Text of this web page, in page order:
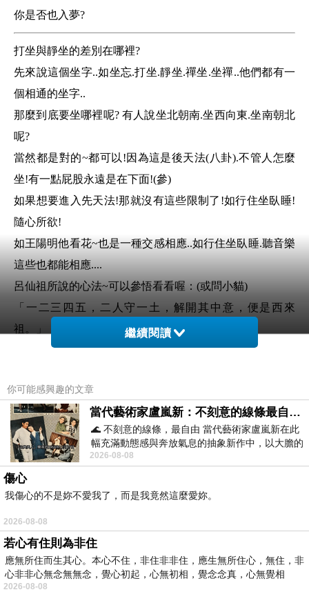
你是否也入夢?
打坐與靜坐的差別在哪裡?
先來說這個坐字..如坐忘.打坐.靜坐.禪坐.坐禪..他們都有一
個相通的坐字..
那麼到底要坐哪裡呢? 有人說坐北朝南.坐西向東.坐南朝北
呢?
當然都是對的~都可以!因為這是後天法(八卦).不管人怎麼
坐!有一點屁股永遠是在下面!(參)
如果想要進入先天法!那就沒有這些限制了!如行住坐臥睡!
隨心所欲!
如王陽明他看花~也是一種交感相應..如行住坐臥睡.聽音樂
這些也都能相應....
呂仙祖所說的心法~可以參悟看看喔：(或問小貓)
「一二三四五，二人守一土，解開其中意，便是西來
祖。」
其實靜字很簡單!鬆靜心安!不爭就能靜...
手印、既然要釘住就要神定...
為何要定住呢! 因為打坐的人..很容易走空.走神.昏沈!掉舉!
散亂了!睡著了!
下面的牧牛圖..在第五圖的牧牛..有沒看到圖中的小牧童說
道:我把這頭牛綁住!當然牛魔王有一個習性!如脾氣不好.那
是人後天習性所產生的!在打坐的過程就要用意拴住了!但
也不能太過..既然我們是在牧牛.就不是關住牛..而是能自由
自在的看住牛與牧牛!牠自然就永遠快樂地在你的視線內跳
飛哈哈..哞哞開心就不會爆沖了!
※在剛進入打坐的過程中!最重要是觀察自己!發現問題!找
繼續閱讀
你可能感興趣的文章
當代藝術家盧嵐新：不刻意的線條最自由，讓色彩流動、筆觸自己說話
🌊 不刻意的線條，最自由 當代藝術家盧嵐新在此
幅充滿動態感與奔放氣息的抽象新作中，以大膽的
藍色顏料在白色畫布上揮灑、壓印與流淌
2026-08-08
傷心
我傷心的不是妳不愛我了，而是我竟然這麼愛妳。
2026-08-08
若心有住則為非住
應無所住而生其心。本心不住，非住非非住，應生無所住心，無住，非
心非非心無念無無念，覺心初起，心無初相，覺念念真，心無覺相
2026-08-08